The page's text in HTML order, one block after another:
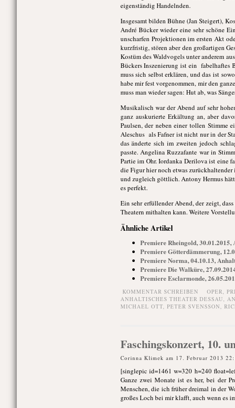
eigenständig Handelnden.
Insgesamt bilden Bühne (Jan Steigert),
André Bücker wieder eine sehr schöne
unscharfen Projektionen im ersten Akt
kurzfristig, stören aber den großartigen
Kostüm des Waldvogels unter anderem
Bückers Inszenierung ist ein fabelhaftes
muss sich selbst erklären, und das ist
habe mir fest vorgenommen, mir den
muss man wieder sagen: Hut ab, was
Musikalisch war der Abend auf sehr
ganz auskurierte Erkältung an, aber
Paulsen, der neben einer tollen Stimme
Aleschus als Fafner ist nicht nur in der
das änderte sich im zweiten jedoch
passte. Angelina Ruzzafante war in
Partie im Ohr. Iordanka Derilova ist eine
die Figur hier noch etwas
und zugleich göttlich. Antony Hermus
es perfekt.
Ein sehr erfüllender Abend, der zeigt,
Theatern mithalten kann. Weitere
Ähnliche Artikel
Premiere Rheingold, 30.01.2015,
Premiere Götterdämmerung,
Premiere Norma, 04.10.13,
Premiere Die Walküre,
Premiere Esclarmonde,
KOMMENTAR SCHREIBEN OPER,
ANHALTISCHES THEATER DESSAU,
MICHAEL OTT, PETER SVENSSON,
Faschingskonzert, 10.
Corinna Klimek am 17. Februar 2013
[singlepic id=1461 w=320 h=240
Ganze zwei Monate ist es her, bei der
Menschen, die ich früher dreimal in der
großes Loch bei mir klafft, auch wenn es